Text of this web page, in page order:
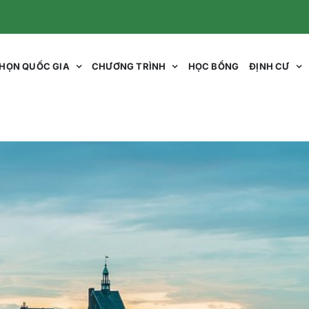
QUỐC GIA CHƯƠNG TRÌNH HỌC BỔNG ĐỊNH CƯ